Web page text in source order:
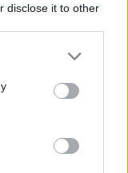
disclose it to other